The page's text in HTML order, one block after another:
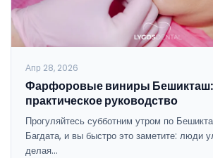
Апр 28, 2026
Фарфоровые виниры Бешикташ:
практическое руководство
Прогуляйтесь субботним утром по
Багдата, и вы быстро это заметите: люди
делая…